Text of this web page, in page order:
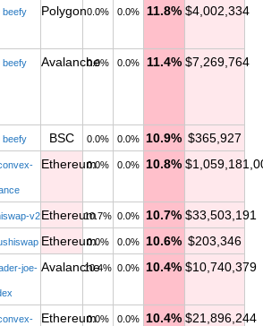
beefy Polygon0.0% 0.0% 11.8% $4,002,334
beefy Avalanche0.0% 0.0% 11.4% $7,269,764
beefy BSC 0.0% 0.0% 10.9% $365,927
Ethereum0.0% 0.0% 10.8%
v2Ethereum10.7% 0.0% 10.7% $33,503,191
Ethereum0.0% 0.0% 10.6% $203,346
joe- Avalanche
10.4% 0.0% 10.4% $10,740,379
Ethereum0.0% 0.0% 10.4% $21,896,244